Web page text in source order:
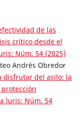
de las
crítico desde el
Núm. 54 (2025)
Andrés Obredor
disfrutar del asilo: la
luris: Núm. 54